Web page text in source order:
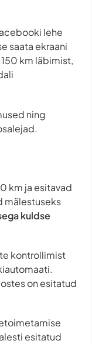
lehe
saata ekraani
km läbimist,
ning
km ja esitavad
mälestuseks
kuldse
kontrollimist
on esitatud
esitatud